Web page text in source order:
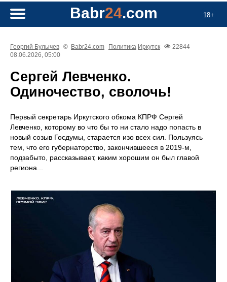
18+
Babr24.com
Георгий Булычев © Babr24.com Политика Иркутск
22844
08.06.2026, 05:00
Сергей Левченко.
Одиночество, сволочь!
Первый секретарь Иркутского обкома КПРФ Сергей
Левченко, которому во что бы то ни стало надо попасть в
новый созыв Госдумы, старается изо всех сил. Пользуясь
тем, что его губернаторство, закончившееся в 2019-м,
подзабыто, рассказывает, каким хорошим он был главой
региона...